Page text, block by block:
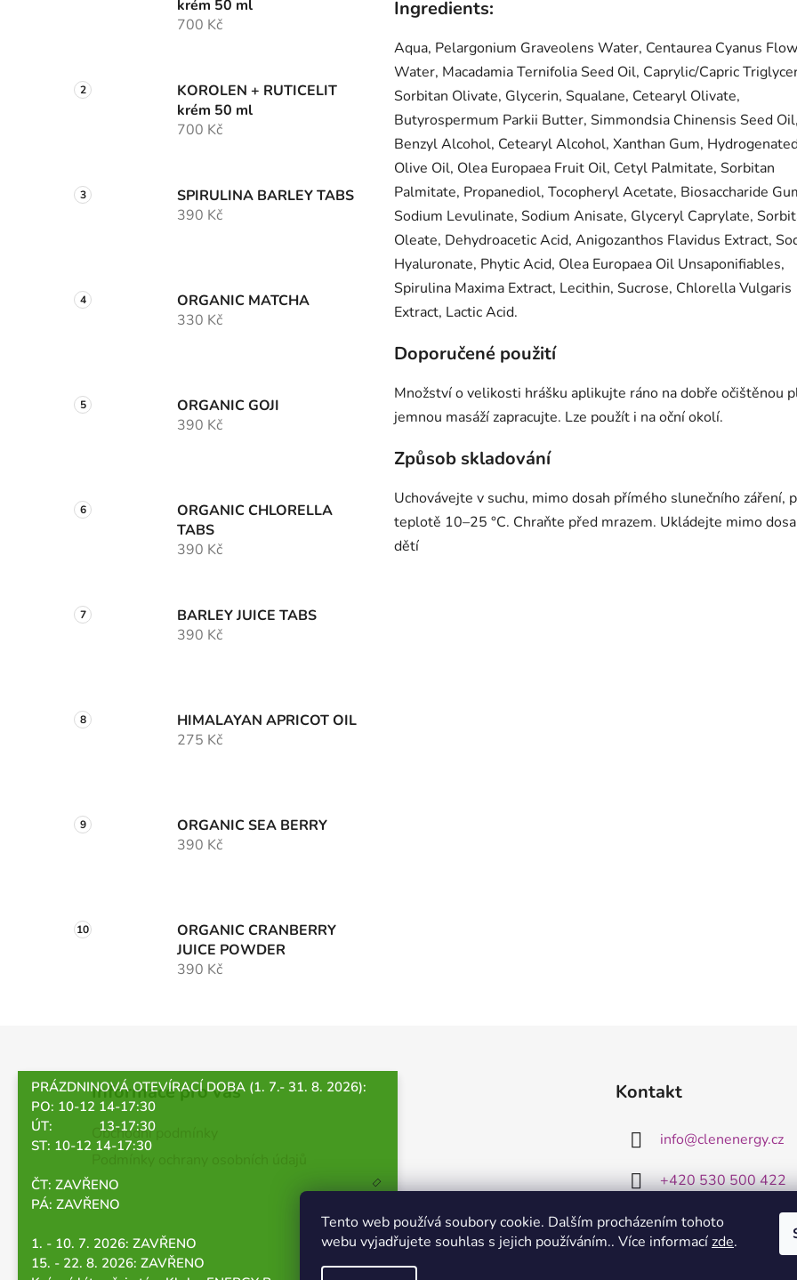
Tento web používá soubory cookie. Dalším procházením tohoto
webu vyjadřujete souhlas s jejich používáním.. Více informacízde.
PRÁZDNINOVÁ OTEVÍRACÍ DOBA (1. 7.- 31. 8. 2026):
PO: 10-12 14-17:30
ÚT: 13-17:30
ST: 10-12 14-17:30
ČT: ZAVŘENO
PÁ: ZAVŘENO
1. - 10. 7. 2026: ZAVŘENO
15. - 22. 8. 2026: ZAVŘENO
krém 50 ml
700 Kč
KOROLEN + RUTICELIT
krém 50 ml
700 Kč
SPIRULINA BARLEY TABS
390 Kč
ORGANIC MATCHA
330 Kč
ORGANIC GOJI
390 Kč
ORGANIC CHLORELLA
TABS
390 Kč
BARLEY JUICE TABS
390 Kč
HIMALAYAN APRICOT OIL
275 Kč
ORGANIC SEA BERRY
390 Kč
ORGANIC CRANBERRY
JUICE POWDER
390 Kč
Ingredients:
Aqua, Pelargonium Graveolens Water, Centaurea Cyanus
Water, Macadamia Ternifolia Seed Oil, Caprylic/Capric
Sorbitan Olivate, Glycerin, Squalane, Cetearyl Olivate,
Butyrospermum Parkii Butter, Simmondsia Chinensis Seed Oil,
Benzyl Alcohol, Cetearyl Alcohol, Xanthan Gum,
Olive Oil, Olea Europaea Fruit Oil, Cetyl Palmitate, Sorbitan
Palmitate, Propanediol, Tocopheryl Acetate, Biosaccharide
Sodium Levulinate, Sodium Anisate, Glyceryl Caprylate,
Oleate, Dehydroacetic Acid, Anigozanthos Flavidus Extract,
Hyaluronate, Phytic Acid, Olea Europaea Oil Unsaponifiables,
Spirulina Maxima Extract, Lecithin, Sucrose, Chlorella Vulgaris
Extract, Lactic Acid.
Doporučené použití
Množství o velikosti hrášku aplikujte ráno na dobře očištěnou
jemnou masáží zapracujte. Lze použít i na oční okolí.
Způsob skladování
Uchovávejte v suchu, mimo dosah přímého slunečního záření,
teplotě 10–25 °C. Chraňte před mrazem. Ukládejte mimo
dětí
Informace pro vás
Obchodní podmínky
Kontakt
info@clenenergy.cz
+420 530 500 422